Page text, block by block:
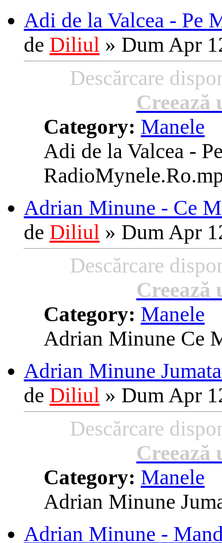
Adi de la Valcea - Pe
de Diliul » Dum Apr
Descărcare
Creează
Category: Manele
Adi de la Valcea -
Adrian Minune - Ce
de Diliul » Dum Apr
Descărcare
Creează
Category: Manele
Adrian Minune Ce
Adrian Minune
de Diliul » Dum Apr
Descărcare
Creează
Category: Manele
Adrian Minune
Adrian Minune -